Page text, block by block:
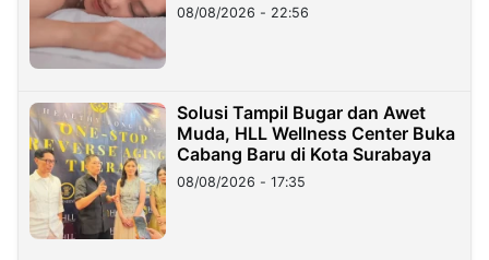
08/08/2026 - 22:56
Solusi Tampil Bugar dan Awet
Muda, HLL Wellness Center Buka
Cabang Baru di Kota Surabaya
08/08/2026 - 17:35